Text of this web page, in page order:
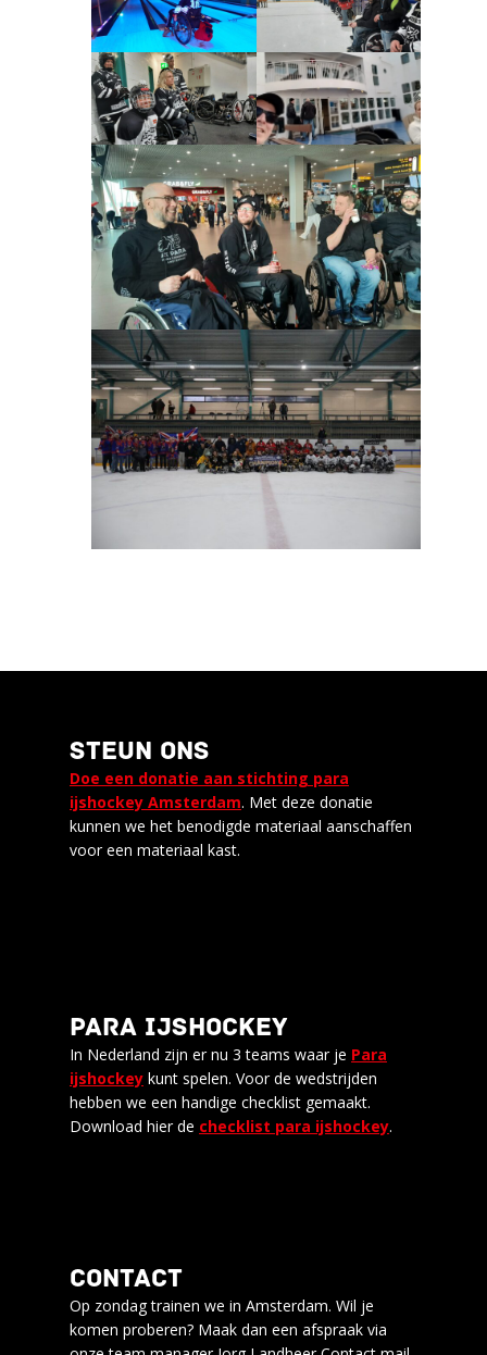
STEUN ONS
Doe een donatie aan stichting para
ijshockey Amsterdam. Met deze donatie
kunnen we het benodigde materiaal aanschaffen
voor een materiaal kast.
PARA IJSHOCKEY
In Nederland zijn er nu 3 teams waar je Para
ijshockey kunt spelen. Voor de wedstrijden
hebben we een handige checklist gemaakt.
Download hier de checklist para ijshockey.
CONTACT
Op zondag trainen we in Amsterdam. Wil je
komen proberen? Maak dan een afspraak via